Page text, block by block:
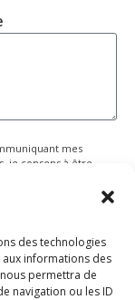
des technologies
informations des
permettra de
navigation ou les ID
mes
je consens à être
Ces données
conformément
à ma demande. Je
droit d’accès, de
de rectification,
et de portabilité sur les
concernant. En savoir